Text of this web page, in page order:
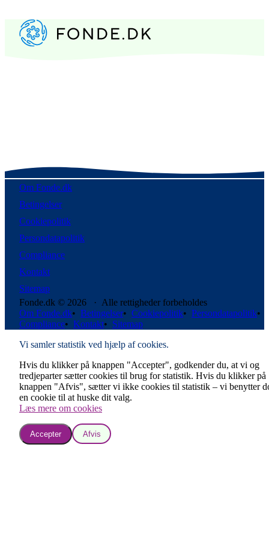
Om Fonde.dk
Betingelser
Cookiepolitik
Persondatapolitik
Compliance
Kontakt
Sitemap
Fonde.dk © 2026 · Alle rettigheder forbeholdes
Om Fonde.dk• Betingelser• Cookiepolitik• Persondatapolitik•
Compliance• Kontakt• Sitemap
Vi samler statistik ved hjælp af cookies.
Hvis du klikker på knappen "Accepter", godkender du, at vi og
tredjeparter sætter cookies til brug for statistik. Hvis du klikker på
knappen "Afvis", sætter vi ikke cookies til statistik – vi benytter
en cookie til at huske dit valg.
Læs mere om cookies
Accepter Afvis